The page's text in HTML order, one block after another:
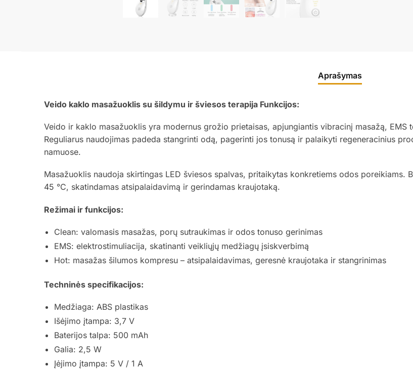
Aprašymas
Veido kaklo masažuoklis su šildymu ir šviesos terapija Funkcijos:
Veido ir kaklo masažuoklis yra modernus grožio prietaisas, apjungiantis vibracinį masažą,
Reguliarus naudojimas padeda stangrinti odą, pagerinti jos tonusą ir palaikyti regeneracinius
namuose.
Masažuoklis naudoja skirtingas LED šviesos spalvas, pritaikytas konkretiems odos
45 °C, skatindamas atsipalaidavimą ir gerindamas kraujotaką.
Režimai ir funkcijos:
Clean: valomasis masažas, porų sutraukimas ir odos tonuso gerinimas
EMS: elektrostimuliacija, skatinanti veikliųjų medžiagų įsiskverbimą
Hot: masažas šilumos kompresu – atsipalaidavimas, geresnė kraujotaka ir stangrinimas
Techninės specifikacijos:
Medžiaga: ABS plastikas
Išėjimo įtampa: 3,7 V
Baterijos talpa: 500 mAh
Galia: 2,5 W
Įėjimo įtampa: 5 V / 1 A